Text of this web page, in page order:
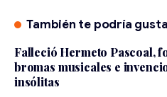
También te podría
Falleció Hermeto Pascoal,
bromas musicales e
insólitas